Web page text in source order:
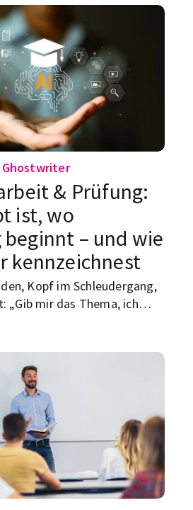
angekündigte BAföG-
endlich auf den
Weg gebracht werden. Aus
können Studierende
versprochenen
& Prüfung:
ist, wo
beginnt – und wie
kennzeichnest
Kopf im Schleudergang,
„Gib mir das Thema, ich
Auswählen, Bewerten,
KI (kurz: GKI) kann
– aber sie darf deine
unsichtbar machen.